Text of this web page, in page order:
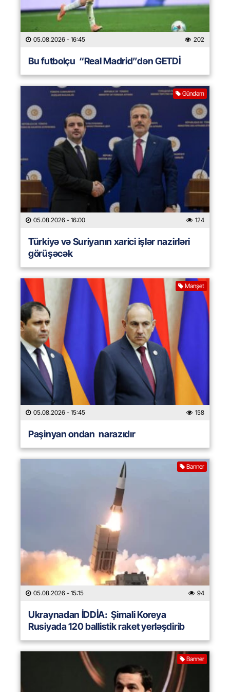
05.08.2026 - 16:45 202
Bu futbolçu “Real Madrid”dən GETDİ
Gündəm
05.08.2026 - 16:00 124
Türkiyə və Suriyanın xarici işlər nazirləri
görüşəcək
Manşet
05.08.2026 - 15:45 158
Paşinyan ondan narazıdır
Banner
05.08.2026 - 15:15 94
Ukraynadan İDDİA: Şimali Koreya
Rusiyada 120 ballistik raket yerləşdirib
Banner